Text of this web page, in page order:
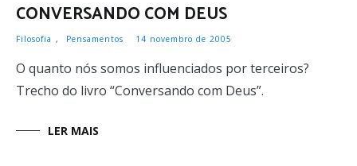
CONVERSANDO COM DEUS
Filosofia , Pensamentos 14 novembro de 2005
O quanto nós somos influenciados por terceiros?
Trecho do livro “Conversando com Deus”.
LER MAIS